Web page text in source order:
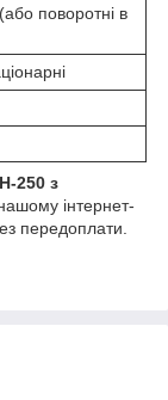
поворотні в
250 з
інтернет-
передоплати.